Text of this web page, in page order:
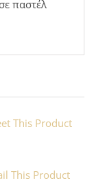
παστέλ
This Product
This Product